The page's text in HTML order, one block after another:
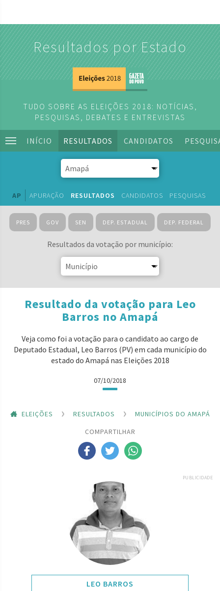
Resultados por Estado
TUDO SOBRE AS ELEIÇÕES 2018: NOTÍCIAS,
PESQUISAS, DEBATES E ENTREVISTAS
INÍCIO RESULTADOS CANDIDATOS
AP APURAÇÃO RESULTADOS CANDIDATOS PESQUISAS
PRES GOV SEN DEP. ESTADUAL DEP. FEDERAL
Resultados da votação por município:
Resultado da votação para Leo
Barros no Amapá
Veja como foi a votação para o candidato ao cargo de
Deputado Estadual, Leo Barros (PV) em cada município do
estado do Amapá nas Eleições 2018
07/10/2018
ELEIÇÕES RESULTADOS
MUNICÍPIOS DO AMAPÁ
COMPARTILHAR
PUBLICIDADE
LEO BARROS